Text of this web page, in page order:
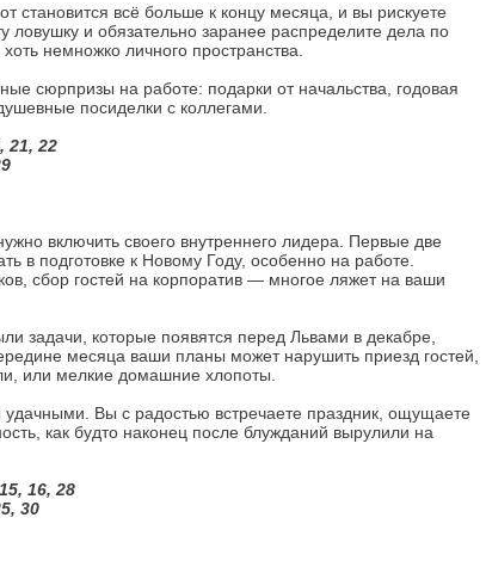
становится всё больше к концу месяца, и вы рискуете
ловушку и обязательно заранее распределите дела по
немножко личного пространства.
сюрпризы на работе: подарки от начальства, годовая
посиделки с коллегами.
21, 22
включить своего внутреннего лидера. Первые две
в подготовке к Новому Году, особенно на работе.
сбор гостей на корпоратив — многое ляжет на ваши
задачи, которые появятся перед Львами в декабре,
месяца ваши планы может нарушить приезд гостей,
или мелкие домашние хлопоты.
Вы с радостью встречаете праздник, ощущаете
как будто наконец после блужданий вырулили на
16, 28
30